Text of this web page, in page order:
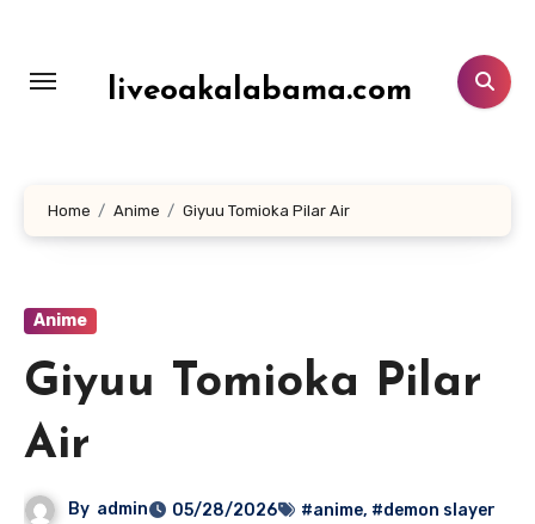
konten
liveoakalabama.com
Home Anime Giyuu Tomioka Pilar Air
Anime
Giyuu Tomioka Pilar
Air
By admin 05/28/2026 #anime, #demon slayer